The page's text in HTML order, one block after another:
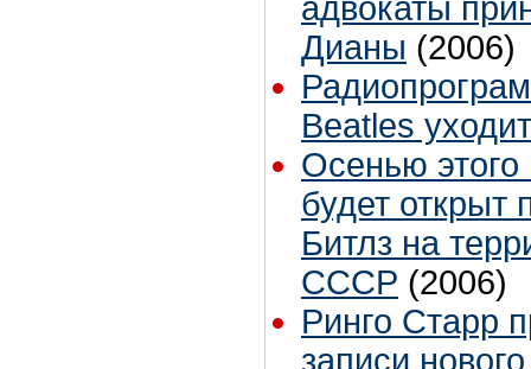
адвокаты
Дианы (2006)
Beatles
Осенью этого
будет открыт
Битлз на
СССР (2006)
Ринго Старр
записи